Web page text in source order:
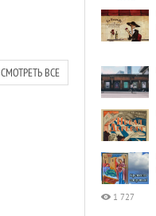
СМОТРЕТЬ ВСЕ
1 727